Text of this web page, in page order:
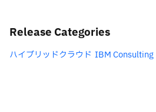
Release Categories
ハイブリッドクラウド IBM Consulting